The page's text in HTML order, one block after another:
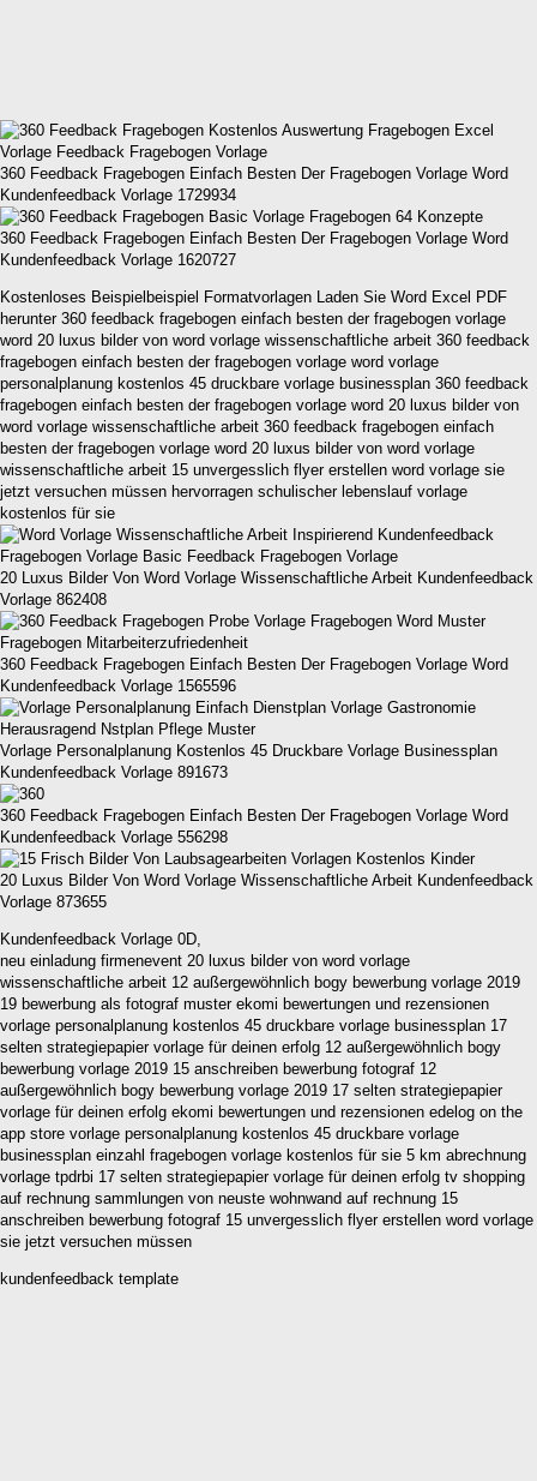
360 Feedback Fragebogen Einfach Besten Der Fragebogen Vorlage Word
Kundenfeedback Vorlage 1729934
360 Feedback Fragebogen Einfach Besten Der Fragebogen Vorlage Word
Kundenfeedback Vorlage 1620727
Kostenloses Beispielbeispiel Formatvorlagen Laden Sie Word Excel PDF
herunter 360 feedback fragebogen einfach besten der fragebogen vorlage
word 20 luxus bilder von word vorlage wissenschaftliche arbeit 360 feedback
fragebogen einfach besten der fragebogen vorlage word vorlage
personalplanung kostenlos 45 druckbare vorlage businessplan 360 feedback
fragebogen einfach besten der fragebogen vorlage word 20 luxus bilder von
word vorlage wissenschaftliche arbeit 360 feedback fragebogen einfach
besten der fragebogen vorlage word 20 luxus bilder von word vorlage
wissenschaftliche arbeit 15 unvergesslich flyer erstellen word vorlage sie
jetzt versuchen müssen hervorragen schulischer lebenslauf vorlage
kostenlos für sie
20 Luxus Bilder Von Word Vorlage Wissenschaftliche Arbeit Kundenfeedback
Vorlage 862408
360 Feedback Fragebogen Einfach Besten Der Fragebogen Vorlage Word
Kundenfeedback Vorlage 1565596
Vorlage Personalplanung Kostenlos 45 Druckbare Vorlage Businessplan
Kundenfeedback Vorlage 891673
360 Feedback Fragebogen Einfach Besten Der Fragebogen Vorlage Word
Kundenfeedback Vorlage 556298
20 Luxus Bilder Von Word Vorlage Wissenschaftliche Arbeit Kundenfeedback
Vorlage 873655
Kundenfeedback Vorlage 0D,
neu einladung firmenevent 20 luxus bilder von word vorlage
wissenschaftliche arbeit 12 außergewöhnlich bogy bewerbung vorlage 2019
19 bewerbung als fotograf muster ekomi bewertungen und rezensionen
vorlage personalplanung kostenlos 45 druckbare vorlage businessplan 17
selten strategiepapier vorlage für deinen erfolg 12 außergewöhnlich bogy
bewerbung vorlage 2019 15 anschreiben bewerbung fotograf 12
außergewöhnlich bogy bewerbung vorlage 2019 17 selten strategiepapier
vorlage für deinen erfolg ekomi bewertungen und rezensionen edelog on the
app store vorlage personalplanung kostenlos 45 druckbare vorlage
businessplan einzahl fragebogen vorlage kostenlos für sie 5 km abrechnung
vorlage tpdrbi 17 selten strategiepapier vorlage für deinen erfolg tv shopping
auf rechnung sammlungen von neuste wohnwand auf rechnung 15
anschreiben bewerbung fotograf 15 unvergesslich flyer erstellen word vorlage
sie jetzt versuchen müssen
kundenfeedback template